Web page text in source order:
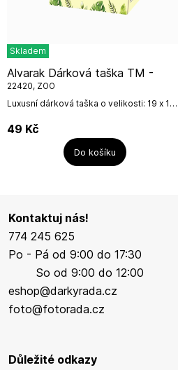
Skladem
Luxusní dárková taška o velikosti: 19 x 10,2
výrobce: ALVARAK GROUP, a.s.Adresa
Alvarak Dárková taška TM -
22420, ZOO
49 Kč
Do košíku
Kontaktuj nás!
774 245 625
Po - Pá od 9:00 do 17:30
So od 9:00 do 12:00
eshop@darkyrada.cz
foto@fotorada.cz
Důležité odkazy